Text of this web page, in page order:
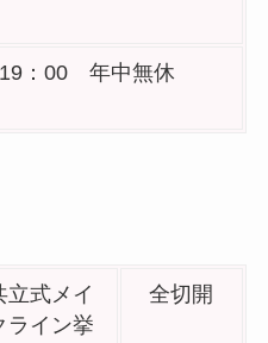
：00 年中無休
立式メイ
ライン挙
全切開